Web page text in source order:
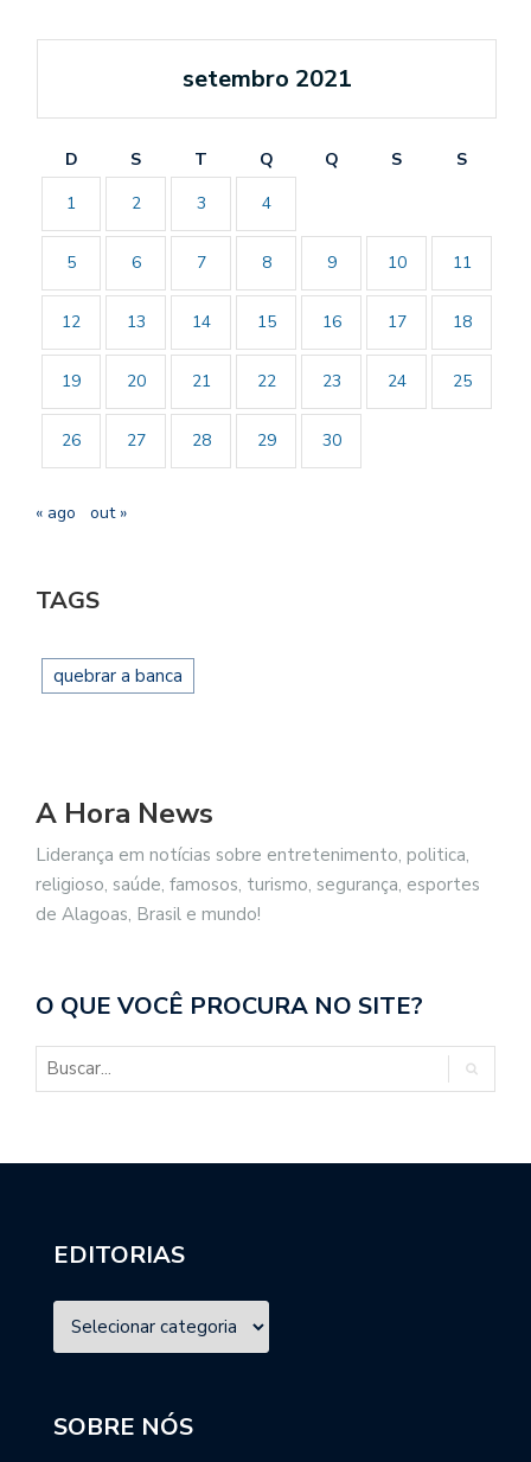
setembro 2021
D S T Q Q S
S
1
2 3 4
5 6 7 8 9 10 11
12 13 14 15 16 17 18
19 20 21 22 23 24 25
26 27 28 29 30
« ago out »
TAGS
quebrar a banca
A Hora News
Liderança em notícias sobre entretenimento, politica,
religioso, saúde, famosos, turismo, segurança, esportes
de Alagoas, Brasil e mundo!
O QUE VOCÊ PROCURA NO SITE?
EDITORIAS
SOBRE NÓS